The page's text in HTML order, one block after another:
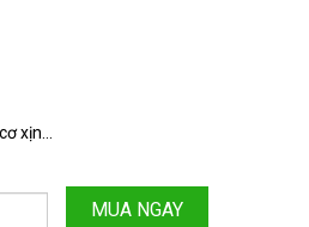
xịn...
MUA NGAY